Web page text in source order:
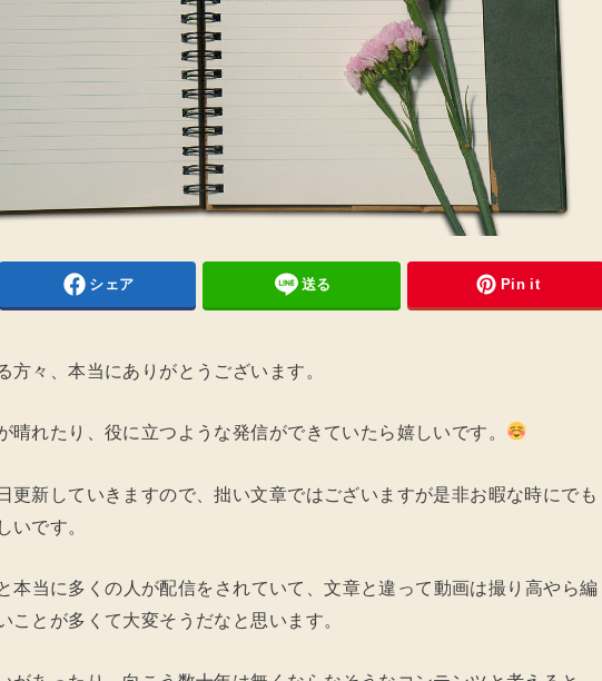
シェア 送る Pin it
方々、本当にありがとうございます。
晴れたり、役に立つような発信ができていたら嬉しいです。
更新していきますので、拙い文章ではございますが是非お暇な時にでも
いです。
本当に多くの人が配信をされていて、文章と違って動画は撮り高やら編
ことが多くて大変そうだなと思います。